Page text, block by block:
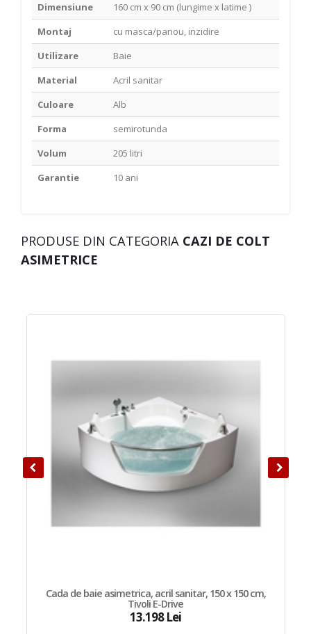
Dimensiune
160 cm x 90 cm (lungime x latime )
Montaj
cu masca/panou, inzidire
Utilizare
Baie
Material
Acril sanitar
Culoare
Alb
Forma
semirotunda
Volum
205 litri
Garantie
10 ani
PRODUSE DIN CATEGORIA CAZI DE COLT
ASIMETRICE
Cada de baie asimetrica, acril sanitar, 150 x 150 cm,
Tivoli E-Drive
13.198 Lei